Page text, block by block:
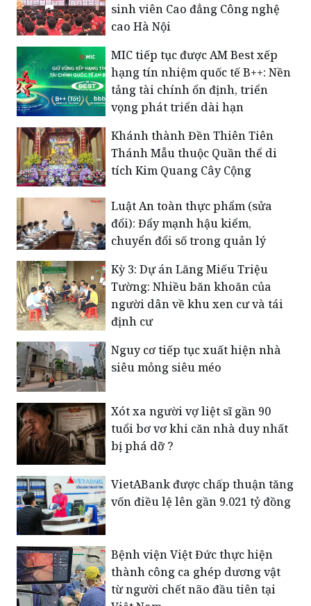
sinh viên Cao đẳng Công nghệ
cao Hà Nội
MIC tiếp tục được AM Best xếp
hạng tín nhiệm quốc tế B++: Nền
tảng tài chính ổn định, triển
vọng phát triển dài hạn
Khánh thành Đền Thiên Tiên
Thánh Mẫu thuộc Quần thể di
tích Kim Quang Cây Cộng
Luật An toàn thực phẩm (sửa
đổi): Đẩy mạnh hậu kiểm,
chuyển đổi số trong quản lý
Kỳ 3: Dự án Lăng Miếu Triệu
Tường: Nhiều băn khoăn của
người dân về khu xen cư và tái
định cư
Nguy cơ tiếp tục xuất hiện nhà
siêu mỏng siêu méo
Xót xa người vợ liệt sĩ gần 90
tuổi bơ vơ khi căn nhà duy nhất
bị phá dỡ ?
VietABank được chấp thuận tăng
vốn điều lệ lên gần 9.021 tỷ đồng
Bệnh viện Việt Đức thực hiện
thành công ca ghép dương vật
từ người chết não đầu tiên tại